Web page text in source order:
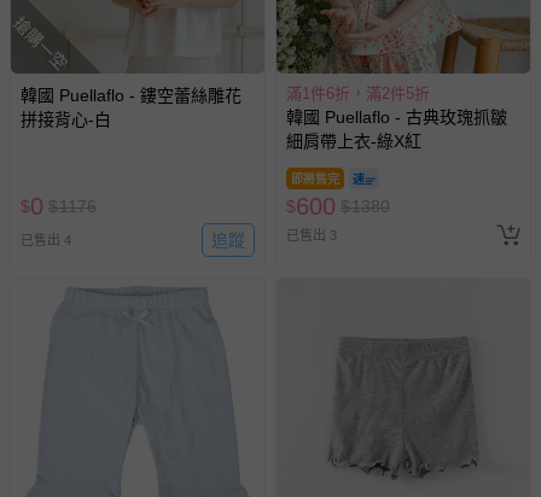
易於腐敗、保存期限較短或解約時即將逾期（例如生鮮
客製化商品（例如客製生日書、姓名貼等）。
報紙、期刊或雜誌（惟書籍如經拆封、使用，則酌收整
經消費者拆封之影音商品或電腦軟體（例如 DVD、CD
等）。
非以有形媒介提供之數位內容或一經提供即為完成之線
上服務，經消費者事先同意始提供（例如線上課程、遊
戲或活動點數等）。
褲、紗布衣等）。
-接觸性孕哺產品（奶嘴、奶瓶、擠乳器、哺乳衣、托腹
帶束縛衣、餐搖椅等）。
搶購一空
韓國 Puellaflo - 鏤空蕾絲雕花
拼接背心-白
$0 $1176
已售出 4 追蹤
滿1件6折，滿2件5折
韓國 Puellaflo - 古典玫瑰抓皺
細肩帶上衣-綠X紅
即將售完
$600 $1380
已售出 3